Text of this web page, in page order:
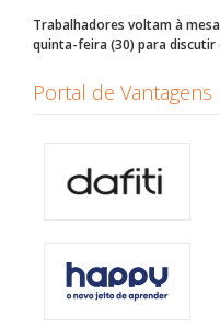
Trabalhadores voltam à
quinta-feira (30) para discutir
Portal de Vantagens